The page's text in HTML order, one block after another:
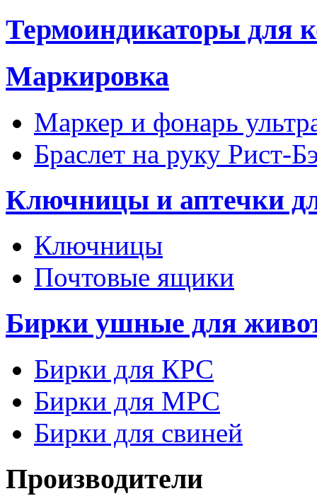
Термоиндикаторы для
Маркировка
Маркер и фонарь
Браслет на руку Рист-
Ключницы и аптечки
Ключницы
Почтовые ящики
Бирки ушные для
Бирки для КРС
Бирки для МРС
Бирки для свиней
Производители